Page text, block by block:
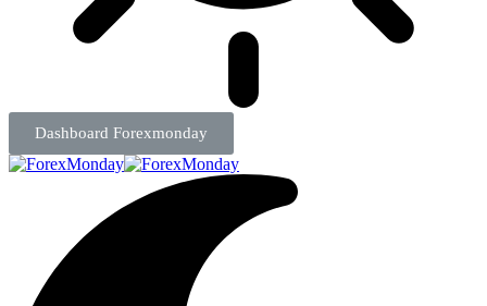
Dashboard Forexmonday